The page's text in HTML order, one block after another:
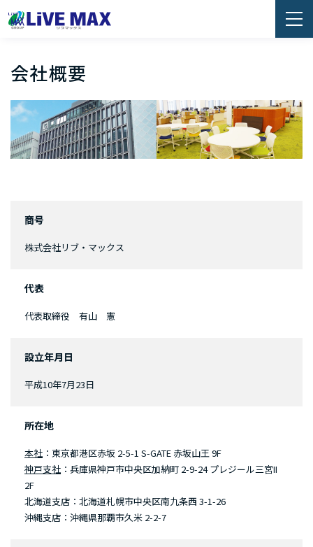
会社概要
商号
株式会社リブ・マックス
代表
代表取締役 有山 憲
設立年月日
平成10年7月23日
所在地
本社 ：東京都港区赤坂 2-5-1 S-GATE 赤坂山王 9F
神戸支社 ：兵庫県神戸市中央区加納町 2-9-24 プレジール三宮II
2F
北海道支店：北海道札幌市中央区南九条西 3-1-26
沖縄支店：沖縄県那覇市久米 2-2-7